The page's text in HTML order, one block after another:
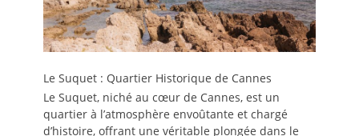
Le Suquet : Quartier Historique de Cannes
Le Suquet, niché au cœur de Cannes, est un
quartier à l’atmosphère envoûtante et chargé
d’histoire, offrant une véritable plongée dans le